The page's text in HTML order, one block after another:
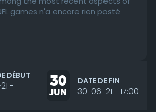
games n'a encore rien posté
DÉBUT
-
30
JUN
DATE DE FIN
30-06-21 - 17:00